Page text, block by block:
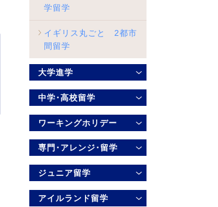
学留学
イギリス丸ごと 2都市
間留学
大学進学
中学･高校留学
ワーキングホリデー
専門･アレンジ･留学
ジュニア留学
アイルランド留学